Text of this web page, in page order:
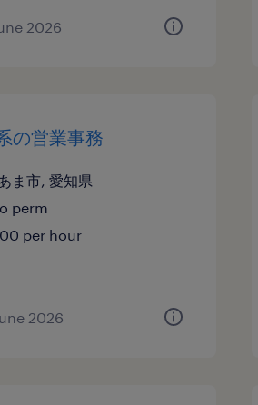
2026
の営業事務
ま市, 愛知県
perm
per hour
2026